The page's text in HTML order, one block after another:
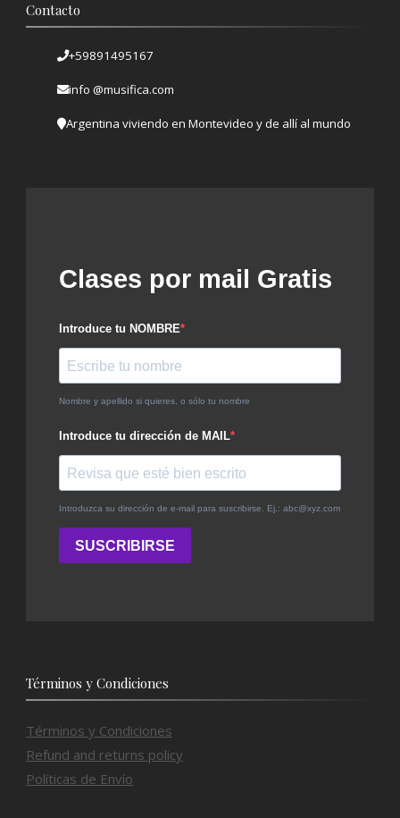
Contacto
+59891495167
info @musifica.com
Argentina viviendo en Montevideo y de allí al mundo
Términos y Condiciones
Términos y Condiciones
Refund and returns policy
Políticas de Envío